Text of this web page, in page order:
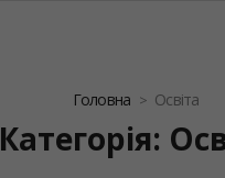
Головна Освіта
Категорія: